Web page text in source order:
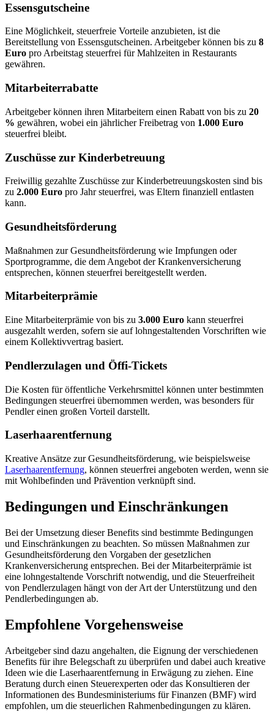
Essensgutscheine
Eine Möglichkeit, steuerfreie Vorteile anzubieten, ist die
Bereitstellung von Essensgutscheinen. Arbeitgeber können bis zu 8
Euro pro Arbeitstag steuerfrei für Mahlzeiten in Restaurants
gewähren.
Mitarbeiterrabatte
Arbeitgeber können ihren Mitarbeitern einen Rabatt von bis zu 20
% gewähren, wobei ein jährlicher Freibetrag von 1.000 Euro
steuerfrei bleibt.
Zuschüsse zur Kinderbetreuung
Freiwillig gezahlte Zuschüsse zur Kinderbetreuungskosten sind bis
zu 2.000 Euro pro Jahr steuerfrei, was Eltern finanziell entlasten
kann.
Gesundheitsförderung
Maßnahmen zur Gesundheitsförderung wie Impfungen oder
Sportprogramme, die dem Angebot der Krankenversicherung
entsprechen, können steuerfrei bereitgestellt werden.
Mitarbeiterprämie
Eine Mitarbeiterprämie von bis zu 3.000 Euro kann steuerfrei
ausgezahlt werden, sofern sie auf lohngestaltenden Vorschriften wie
einem Kollektivvertrag basiert.
Pendlerzulagen und Öffi-Tickets
Die Kosten für öffentliche Verkehrsmittel können unter bestimmten
Bedingungen steuerfrei übernommen werden, was besonders für
Pendler einen großen Vorteil darstellt.
Laserhaarentfernung
Kreative Ansätze zur Gesundheitsförderung, wie beispielsweise
Laserhaarentfernung, können steuerfrei angeboten werden, wenn sie
mit Wohlbefinden und Prävention verknüpft sind.
Bedingungen und Einschränkungen
Bei der Umsetzung dieser Benefits sind bestimmte Bedingungen
und Einschränkungen zu beachten. So müssen Maßnahmen zur
Gesundheitsförderung den Vorgaben der gesetzlichen
Krankenversicherung entsprechen. Bei der Mitarbeiterprämie ist
eine lohngestaltende Vorschrift notwendig, und die Steuerfreiheit
von Pendlerzulagen hängt von der Art der Unterstützung und den
Pendlerbedingungen ab.
Empfohlene Vorgehensweise
Arbeitgeber sind dazu angehalten, die Eignung der verschiedenen
Benefits für ihre Belegschaft zu überprüfen und dabei auch kreative
Ideen wie die Laserhaarentfernung in Erwägung zu ziehen. Eine
Beratung durch einen Steuerexperten oder das Konsultieren der
Informationen des Bundesministeriums für Finanzen (BMF) wird
empfohlen, um die steuerlichen Rahmenbedingungen zu klären.